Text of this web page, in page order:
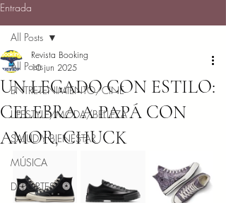
Entrada
All Posts
ENTRETENIMIENTO/CINE
LIFESTYLE/MODA/BELLEZA
SALUD Y BIENESTAR
MÚSICA
DEPORTES
All Posts
UN LEGADO CON ESTILO:
CELEBRA A PAPÁ CON
AMOR, CHUCK
Revista Booking
10 jun 2025